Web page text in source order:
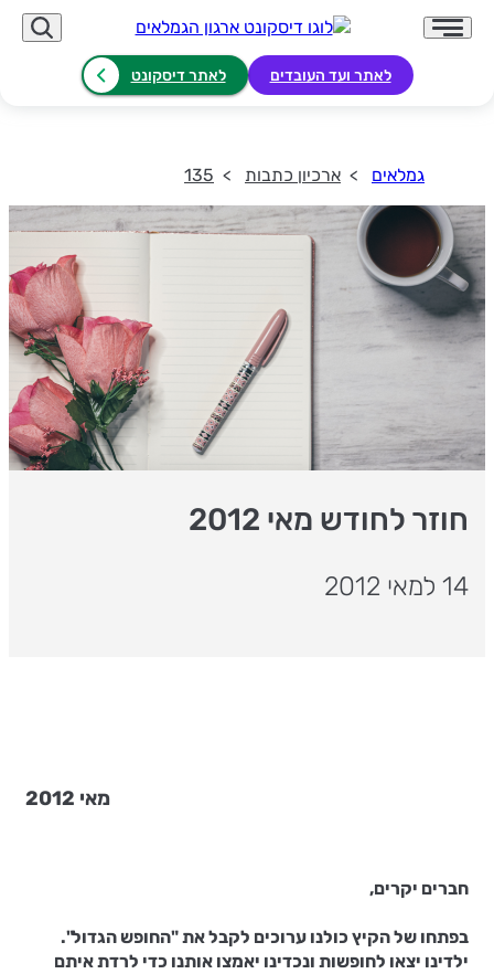
לאתר ועד העובדים לאתר דיסקונט
גמלאים ארכיון כתבות 135
חוזר לחודש מאי 2012
14 למאי 2012
מאי 2012
חברים יקרים,
בפתחו של הקיץ כולנו ערוכים לקבל את "החופש הגדול".
ילדינו יצאו לחופשות ונכדינו יאמצו אותנו כדי לרדת איתם